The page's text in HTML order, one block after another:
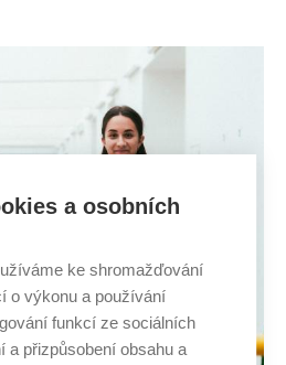
a osobních
ke shromažďování
o výkonu a používání
funkcí ze sociálních
a přizpůsobení obsahu a